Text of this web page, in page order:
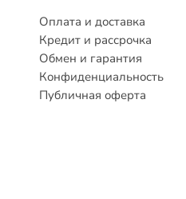
Оплата и доставка
Кредит и рассрочка
Обмен и гарантия
Конфиденциальность
Публичная оферта